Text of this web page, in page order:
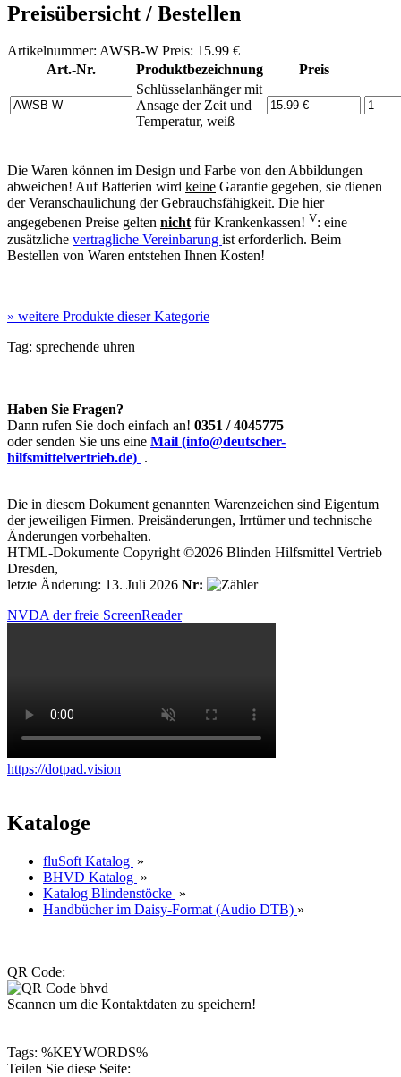
Preisübersicht / Bestellen
Artikelnummer: AWSB-W Preis: 15.99 €
Art.-Nr.
Produktbezeichnung
Preis
Schlüsselanhänger mit
Ansage der Zeit und
Temperatur, weiß
Die Waren können im Design und Farbe von den Abbildungen
abweichen! Auf Batterien wird keine Garantie gegeben, sie dienen
der Veranschaulichung der Gebrauchsfähigkeit. Die hier
angegebenen Preise gelten nichtfür Krankenkassen! V: eine
zusätzliche vertragliche Vereinbarung ist erforderlich. Beim
Bestellen von Waren entstehen Ihnen Kosten!
» weitere Produkte dieser Kategorie
Tag: sprechende uhren
Haben Sie Fragen?
Dann rufen Sie doch einfach an! 0351 / 4045775
oder senden Sie uns eine Mail (info@deutscher-
hilfsmittelvertrieb.de) .
Die in diesem Dokument genannten Warenzeichen sind Eigentum
der jeweiligen Firmen. Preisänderungen, Irrtümer und technische
Änderungen vorbehalten.
HTML-Dokumente Copyright ©2026 Blinden Hilfsmittel Vertrieb
Dresden,
letzte Änderung: 13. Juli 2026 Nr:
NVDA der freie ScreenReader
https://dotpad.vision
Kataloge
fluSoft Katalog »
BHVD Katalog »
Katalog Blindenstöcke »
Handbücher im Daisy-Format (Audio DTB) »
QR Code:
Scannen um die Kontaktdaten zu speichern!
Tags: %KEYWORDS%
Teilen Sie diese Seite: